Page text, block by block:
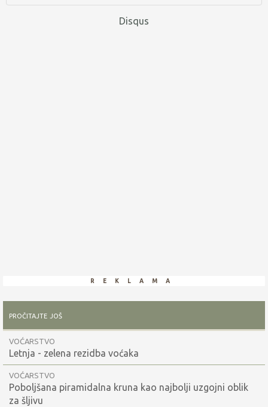
Disqus
reklama
pročitajte još
VOĆARSTVO
Letnja - zelena rezidba voćaka
VOĆARSTVO
Poboljšana piramidalna kruna kao najbolji uzgojni oblik
za šljivu